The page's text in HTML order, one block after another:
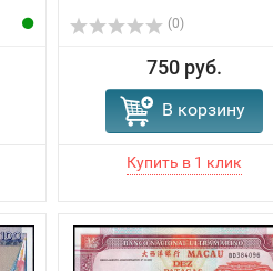
(0)
750 руб.
В корзину